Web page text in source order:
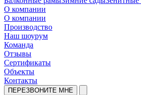
О компании
О компании
Производство
Наш шоурум
Команда
Отзывы
Сертификаты
Объекты
Контакты
ПЕРЕЗВОНИТЕ МНЕ